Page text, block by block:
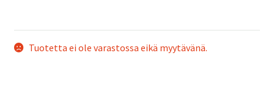
Tuotetta ei ole varastossa eikä myytävänä.